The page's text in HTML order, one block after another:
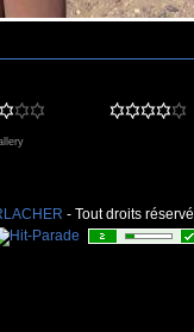
- Tout droits